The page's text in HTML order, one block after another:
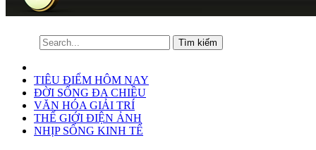
TIÊU ĐIỂM HÔM NAY
ĐỜI SỐNG ĐA CHIỀU
VĂN HÓA GIẢI TRÍ
THẾ GIỚI ĐIỆN ẢNH
NHỊP SỐNG KINH TẾ